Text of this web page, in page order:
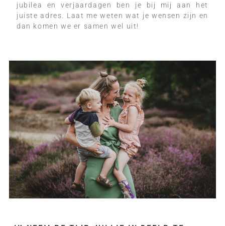
jubilea en verjaardagen ben je bij mij aan het
juiste adres. Laat me weten wat je wensen zijn en
dan komen we er samen wel uit!